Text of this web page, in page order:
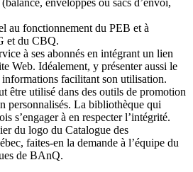
au fonctionnement du PEB et à
et du CBQ.
à ses abonnés en intégrant un lien
Web. Idéalement, y présenter aussi le
facilitant son utilisation.
être utilisé dans des outils de promotion
personnalisés. La bibliothèque qui
s’engager à en respecter l’intégrité.
du logo du Catalogue des
faites-en la demande à l’équipe du
de BAnQ.